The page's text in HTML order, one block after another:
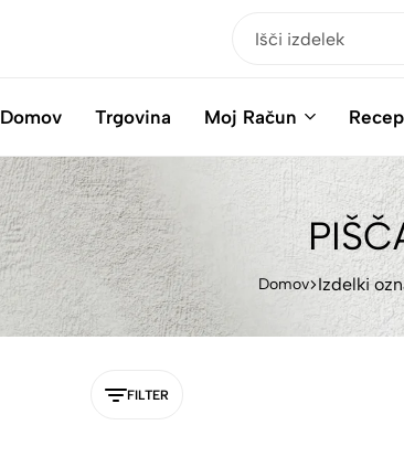
Domov Trgovina Moj Račun
Domov Izdelki
FILTER